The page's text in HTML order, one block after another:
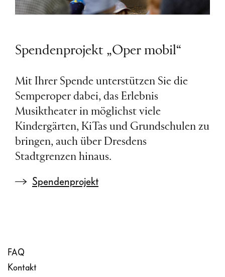
Spendenprojekt „Oper mobil“
Mit Ihrer Spende unterstützen Sie die
Semperoper dabei, das Erlebnis
Musiktheater in möglichst viele
Kindergärten, KiTas und Grundschulen zu
bringen, auch über Dresdens
Stadtgrenzen hinaus.
Spendenprojekt
FAQ
Kontakt